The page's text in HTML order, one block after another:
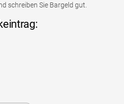
schreiben Sie Bargeld gut.